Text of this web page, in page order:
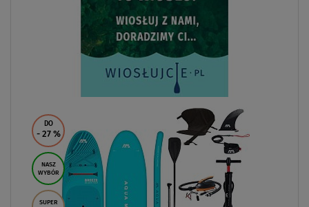
DO
- 27 %
NASZ
WYBÓR
SUPER